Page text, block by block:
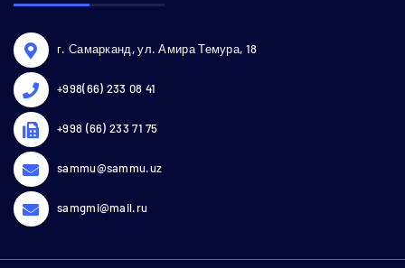
г. Самарканд, ул. Амира Темура, 18
+998(66) 233 08 41
+998 (66) 233 71 75
sammu@sammu.uz
samgmi@mail.ru